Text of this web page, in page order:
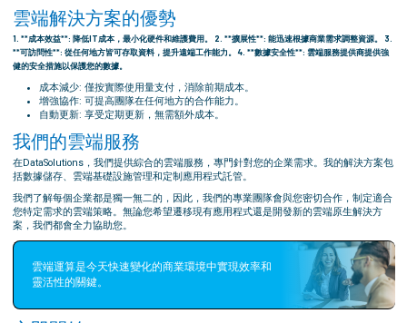
雲端解決方案的優勢
1. **成本效益**: 降低IT成本，最小化硬件和維護費用。 2. **擴展性**: 能迅速根據商業需求調整資源。 3.
**可訪問性**: 從任何地方皆可存取資料，提升遠端工作能力。 4. **數據安全性**: 雲端服務提供商提供強
健的安全措施以保護您的數據。
成本減少: 僅按實際使用量支付，消除前期成本。
增強協作: 可提高團隊在任何地方的合作能力。
自動更新: 享受定期更新，無需額外成本。
我們的雲端服務
在DataSolutions，我們提供綜合的雲端服務，專門針對您的企業需求。我的解決方案包
括數據儲存、雲端基礎設施管理和定制應用程式託管。
我們了解每個企業都是獨一無二的，因此，我們的專業團隊會與您密切合作，制定適合
您特定需求的雲端策略。無論您希望遷移現有應用程式還是開發新的雲端原生解決方
案，我們都會全力協助您。
雲端運算是今天快速變化的商業環境中實現效率和
靈活性的關鍵。